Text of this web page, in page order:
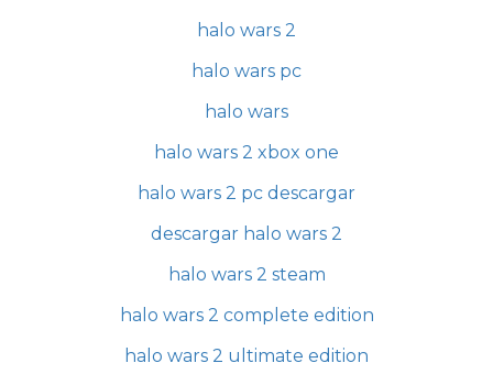
halo wars 2
halo wars pc
halo wars
halo wars 2 xbox one
halo wars 2 pc descargar
descargar halo wars 2
halo wars 2 steam
halo wars 2 complete edition
halo wars 2 ultimate edition